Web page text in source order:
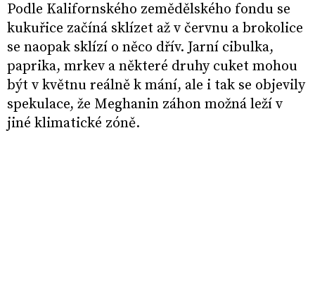
Podle Kalifornského zemědělského fondu se
kukuřice začíná sklízet až v červnu a brokolice
se naopak sklízí o něco dřív. Jarní cibulka,
paprika, mrkev a některé druhy cuket mohou
být v květnu reálně k mání, ale i tak se objevily
spekulace, že Meghanin záhon možná leží v
jiné klimatické zóně.